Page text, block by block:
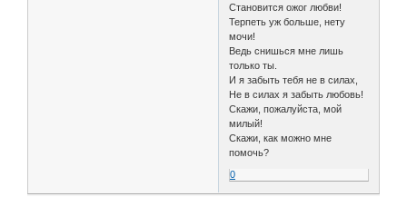
Становится ожог любви!
Терпеть уж больше, нету
мочи!
Ведь снишься мне лишь
только ты.
И я забыть тебя не в силах,
Не в силах я забыть любовь!
Скажи, пожалуйста, мой
милый!
Скажи, как можно мне
помочь?
0